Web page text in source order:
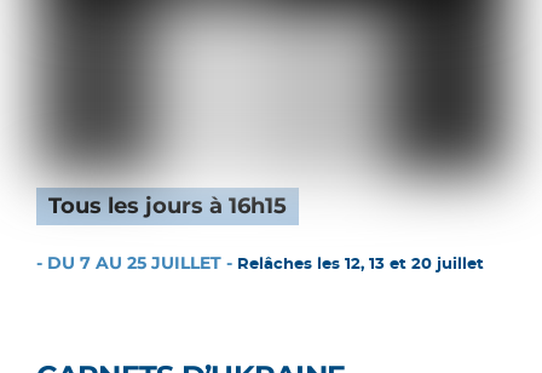
Tous les jours à 16h15
- DU 7 AU 25 JUILLET - Relâches les 12, 13 et 20 juillet